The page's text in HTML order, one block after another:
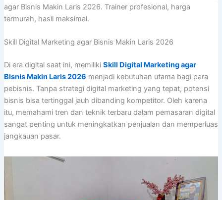
agar Bisnis Makin Laris 2026. Trainer profesional, harga
termurah, hasil maksimal.
Skill Digital Marketing agar Bisnis Makin Laris 2026
Di era digital saat ini, memiliki Skill Digital Marketing agar
Bisnis Makin Laris 2026 menjadi kebutuhan utama bagi para
pebisnis. Tanpa strategi digital marketing yang tepat, potensi
bisnis bisa tertinggal jauh dibanding kompetitor. Oleh karena
itu, memahami tren dan teknik terbaru dalam pemasaran digital
sangat penting untuk meningkatkan penjualan dan memperluas
jangkauan pasar.